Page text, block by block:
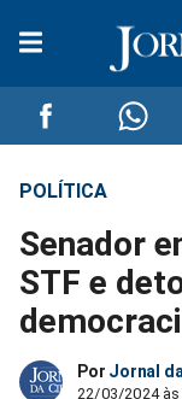
Compartilhar
no
Facebook
no
POLÍTICA
Senador
STF e
Por Jornal
22/03/2024 às